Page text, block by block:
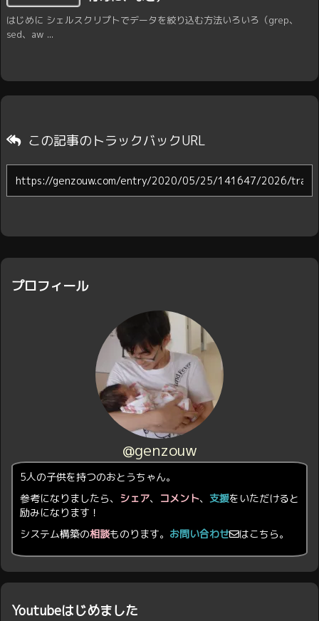
はじめに シェルスクリプトでデータを絞り込む方法いろいろ（grep、
sed、aw ...
この記事のトラックバックURL
プロフィール
@genzouw
5人の子供を持つのおとうちゃん。
参考になりましたら、 シェア、 コメント、 支援をいただけると
励みになります！
システム構築の相談ものります。 お問い合わせ はこちら。
Youtubeはじめました